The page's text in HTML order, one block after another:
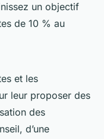
un objectif
de 10 % au
et les
leur proposer des
des
d’une